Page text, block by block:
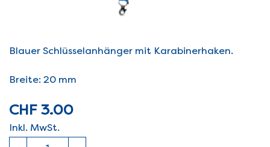
Blauer Schlüsselanhänger mit Karabinerhaken.
Breite: 20 mm
CHF 3.00
Inkl. MwSt.
Anzahl